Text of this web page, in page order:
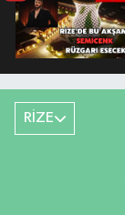
RİZE